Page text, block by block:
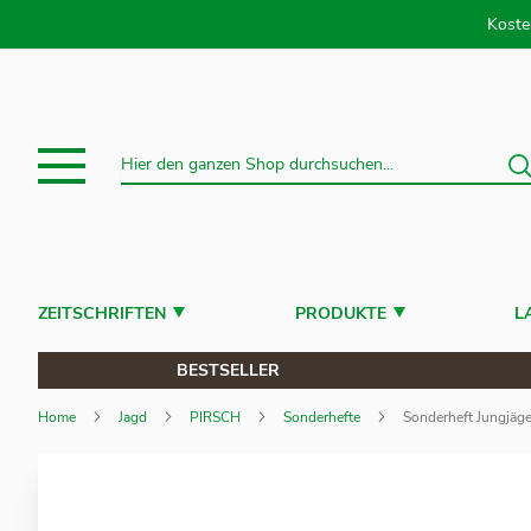
Suche
ZEITSCHRIFTEN PRODUKTE
BESTSELLER
Home Jagd PIRSCH Sonderhefte Sonderheft